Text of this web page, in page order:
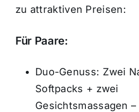
zu attraktiven Preisen:
Für Paare:
Duo-Genuss: Zwei
Softpacks + zwei
Gesichtsmassagen